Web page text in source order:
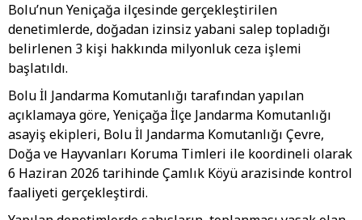
Bolu’nun Yeniçağa ilçesinde gerçekleştirilen
denetimlerde, doğadan izinsiz yabani salep topladığı
belirlenen 3 kişi hakkında milyonluk ceza işlemi
başlatıldı.
Bolu İl Jandarma Komutanlığı tarafından yapılan
açıklamaya göre, Yeniçağa İlçe Jandarma Komutanlığı
asayiş ekipleri, Bolu İl Jandarma Komutanlığı Çevre,
Doğa ve Hayvanları Koruma Timleri ile koordineli olarak
6 Haziran 2026 tarihinde Çamlık Köyü arazisinde kontrol
faaliyeti gerçekleştirdi.